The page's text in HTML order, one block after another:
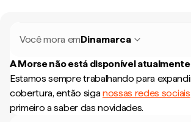
Você mora emDinamarca
A Morse não está disponível
Estamos sempre trabalhando para
cobertura, então siganossas redes sociais
primeiro a saber das novidades.